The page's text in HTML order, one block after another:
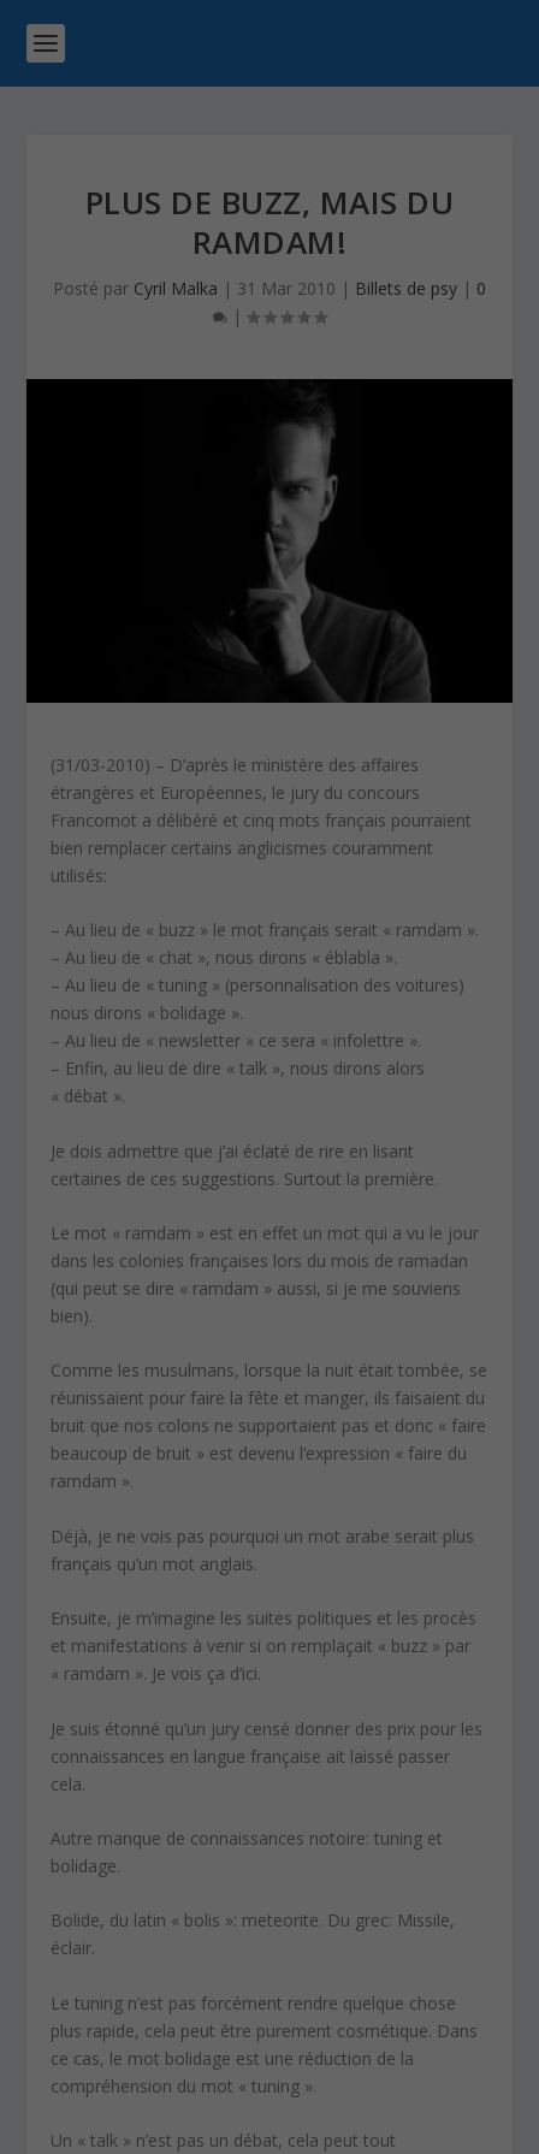
PLUS DE BUZZ, MAIS DU
RAMDAM!
Posté par Cyril Malka | 31 Mar 2010 | Billets de psy | 0
|
(31/03-2010) – D’après le ministère des affaires
étrangères et Européennes, le jury du concours
Francomot a délibéré et cinq mots français pourraient
bien remplacer certains anglicismes couramment
utilisés:
– Au lieu de « buzz » le mot français serait « ramdam ».
– Au lieu de « chat », nous dirons « éblabla ».
– Au lieu de « tuning » (personnalisation des voitures)
nous dirons « bolidage ».
– Au lieu de « newsletter » ce sera « infolettre ».
– Enfin, au lieu de dire « talk », nous dirons alors
« débat ».
Je dois admettre que j’ai éclaté de rire en lisant
certaines de ces suggestions. Surtout la première.
Le mot « ramdam » est en effet un mot qui a vu le jour
dans les colonies françaises lors du mois de ramadan
(qui peut se dire « ramdam » aussi, si je me souviens
bien).
Comme les musulmans, lorsque la nuit était tombée, se
réunissaient pour faire la fête et manger, ils faisaient du
bruit que nos colons ne supportaient pas et donc « faire
beaucoup de bruit » est devenu l’expression « faire du
ramdam ».
Déjà, je ne vois pas pourquoi un mot arabe serait plus
français qu’un mot anglais.
Ensuite, je m’imagine les suites politiques et les procès
et manifestations à venir si on remplaçait « buzz » par
« ramdam ». Je vois ça d’ici.
Je suis étonné qu’un jury censé donner des prix pour les
connaissances en langue française ait laissé passer
cela.
Autre manque de connaissances notoire: tuning et
bolidage.
Bolide, du latin « bolis »: meteorite. Du grec: Missile,
éclair.
Le tuning n’est pas forcément rendre quelque chose
plus rapide, cela peut être purement cosmétique. Dans
ce cas, le mot bolidage est une réduction de la
compréhension du mot « tuning ».
Un « talk » n’est pas un débat, cela peut tout